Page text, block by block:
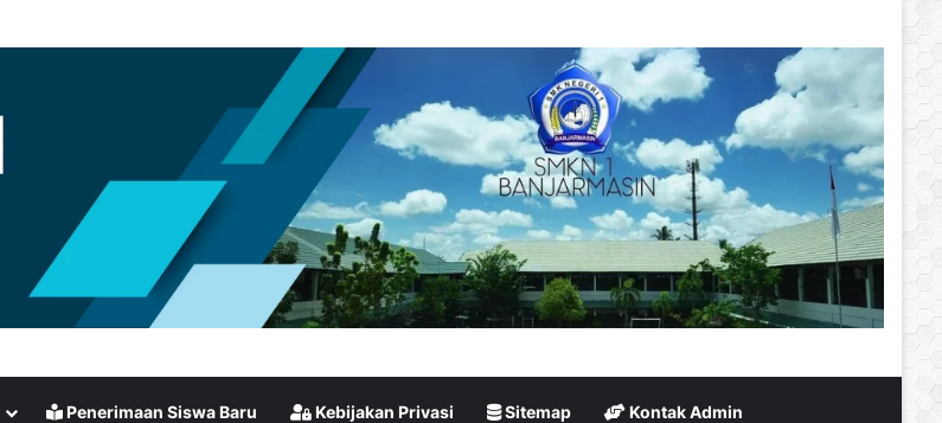
Penerimaan Siswa Baru Kebijakan Privasi Sitemap Kontak Admin